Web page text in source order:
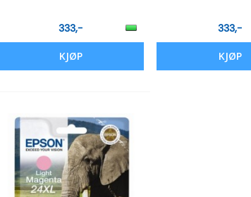
333,-
KJØP
333,-
KJØP